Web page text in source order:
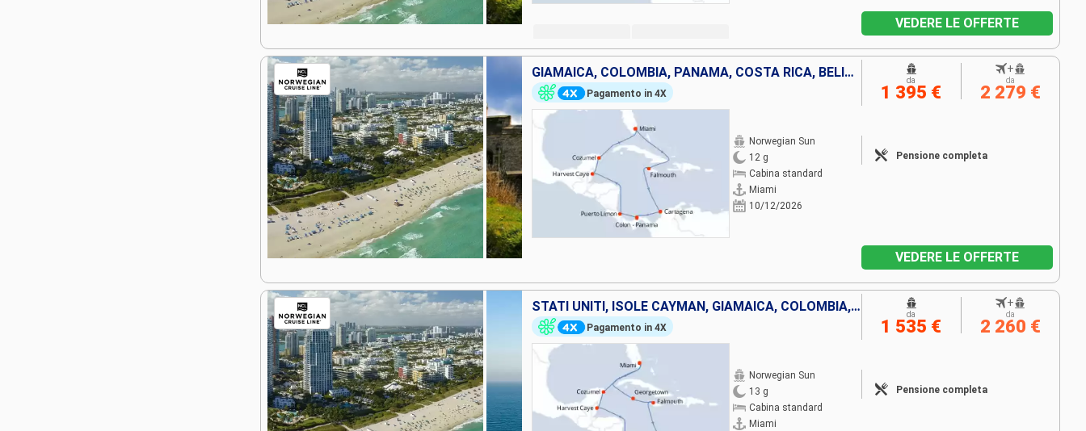
VEDERE LE OFFERTE
GIAMAICA, COLOMBIA, PANAMA, COSTA RICA, BELIZE, MESSICO, STATI UNITI
Pagamento in 4X
Norwegian Sun
12 g
Cabina standard
Miami
10/12/2026
Pensione completa
da
1 395 €
+
da
2 279 €
VEDERE LE OFFERTE
STATI UNITI, ISOLE CAYMAN, GIAMAICA, COLOMBIA, PANAMA, COSTA RICA, BELIZE, MESSICO
Pagamento in 4X
Norwegian Sun
13 g
Cabina standard
Miami
Pensione completa
da
1 535 €
+
da
2 260 €